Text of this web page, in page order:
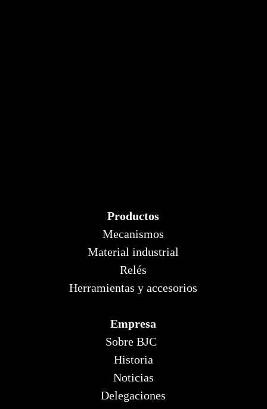
Productos
Mecanismos
Material industrial
Relés
Herramientas y accesorios
Empresa
Sobre BJC
Historia
Noticias
Delegaciones